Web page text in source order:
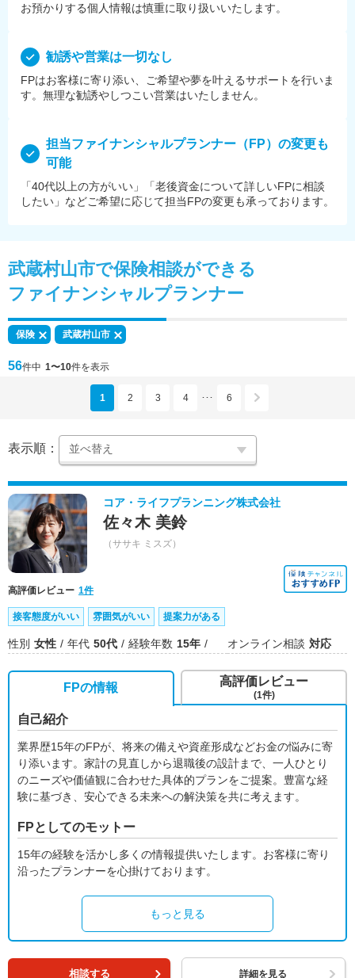
お預かりする個⼈情報は慎重に取り扱いいたします。
勧誘や営業は⼀切なし
FPはお客様に寄り添い、ご希望や夢を叶えるサポートを⾏いま
す。無理な勧誘やしつこい営業はいたしません。
担当ファイナンシャルプランナー（FP）の変更も
可能
「40代以上の方がいい」「老後資金について詳しいFPに相談
したい」などご希望に応じて担当FPの変更も承っております。
武蔵村山市で保険相談ができる
ファイナンシャルプランナー
保険 武蔵村山市
56件中 1〜10件を表示
1 2 3 4 ･･･ 6
表示順：
コア・ライフプランニング株式会社
佐々木 美鈴
（ササキ ミスズ）
高評価レビュー 1件
接客態度がいい 雰囲気がいい 提案力がある
性別 女性 年代 50代 経験年数 15年 オンライン相談 対応
FPの情報
自己紹介
業界歴15年のFPが、将来の備えや資産形成などお金の悩みに寄
り添います。家計の見直しから退職後の設計まで、一人ひとり
のニーズや価値観に合わせた具体的プランをご提案。豊富な経
験に基づき、安心できる未来への解決策を共に考えます。
FPとしてのモットー
15年の経験を活かし多くの情報提供いたします。お客様に寄り
沿ったプランナーを心掛けております。
もっと見る
高評価レビュー
(1件)
相談する 詳細を見る